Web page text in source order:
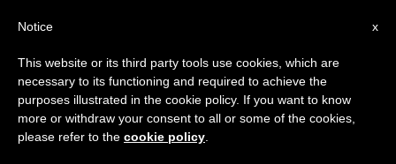
GIORNO
Dicembre 3rd, 2018
x
Notice
This website or its third party tools use cookies, which are
necessary to its functioning and required to achieve the
purposes illustrated in the cookie policy. If you want to know
more or withdraw your consent to all or some of the cookies,
please refer to the cookie policy